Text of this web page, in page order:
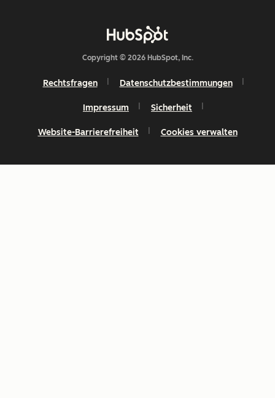
Copyright © 2026 HubSpot, Inc.
Rechtsfragen Datenschutzbestimmungen
Impressum Sicherheit
Website-Barrierefreiheit Cookies verwalten